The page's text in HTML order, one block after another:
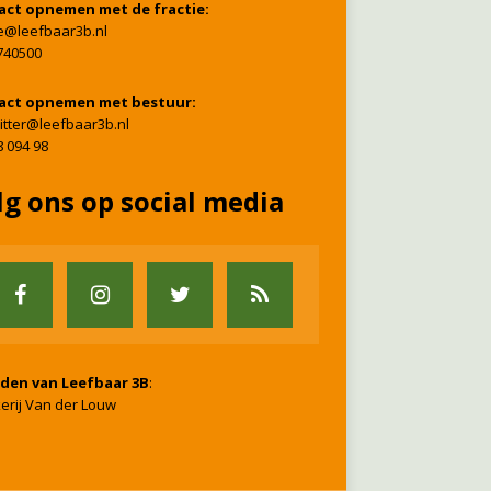
opnemen met de fractie:
opnemen met bestuur:
094 98
ons op social media
van Leefbaar 3B:
Van der Louw